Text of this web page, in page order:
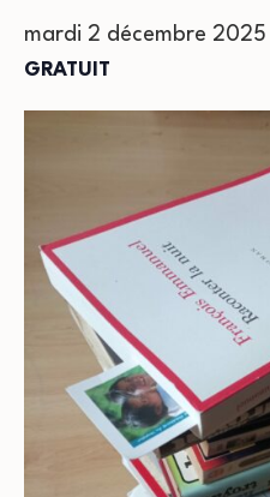
mardi 2 décembre 2025
GRATUIT